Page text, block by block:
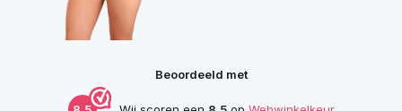
Beoordeeld met